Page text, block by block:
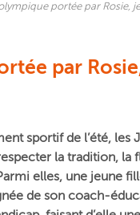
portée par Rosie,
par
sportif de l’été,
la tradition,
elles, une jeune
de son coach-